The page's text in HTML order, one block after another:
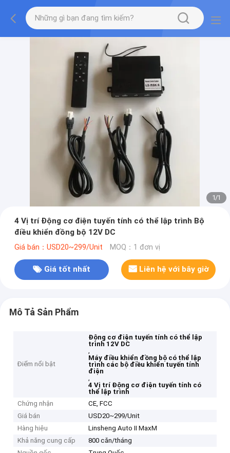
1/1
4 Vị trí Động cơ điện tuyến tính có thể lập trình Bộ
điều khiển đồng bộ 12V DC
Giá bán：USD20~299/Unit MOQ：1 đơn vị
Giá tốt nhất Liên hệ với bây giờ
Mô Tả Sản Phẩm
Điểm nổi bật
Động cơ điện tuyến tính có thể lập
trình 12V DC
,
Máy điều khiển đồng bộ có thể lập
trình các bộ điều khiển tuyến tính
điện
,
4 Vị trí Động cơ điện tuyến tính có
thể lập trình
Chứng nhận
CE, FCC
Giá bán
USD20~299/Unit
Hàng hiệu
Linsheng Auto II MaxM
Khả năng cung cấp
800 căn/tháng